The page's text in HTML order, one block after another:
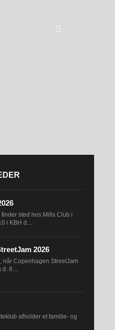
sted hos Mills Club i
i KBH d....
2026
når Copenhagen StreetJam
d. 8....
afholder et familie- og